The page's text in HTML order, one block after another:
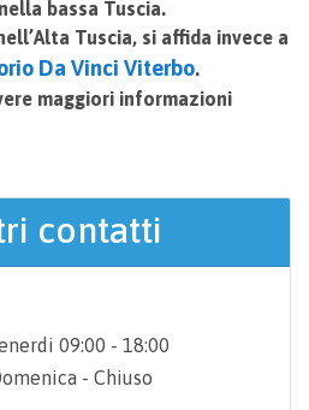
bassa Tuscia.
Tuscia, si affida invece a
Da Vinci Viterbo.
maggiori informazioni
contatti
09:00 - 18:00
- Chiuso